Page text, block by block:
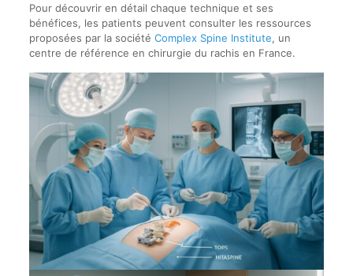
Pour découvrir en détail chaque technique et ses
bénéfices, les patients peuvent consulter les ressources
proposées par la société Complex Spine Institute, un
centre de référence en chirurgie du rachis en France.